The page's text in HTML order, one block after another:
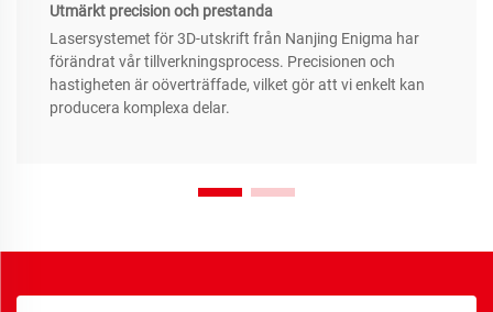
Utmärkt precision och prestanda
Lasersystemet för 3D-utskrift från Nanjing Enigma har
förändrat vår tillverkningsprocess. Precisionen och
hastigheten är oöverträffade, vilket gör att vi enkelt kan
producera komplexa delar.